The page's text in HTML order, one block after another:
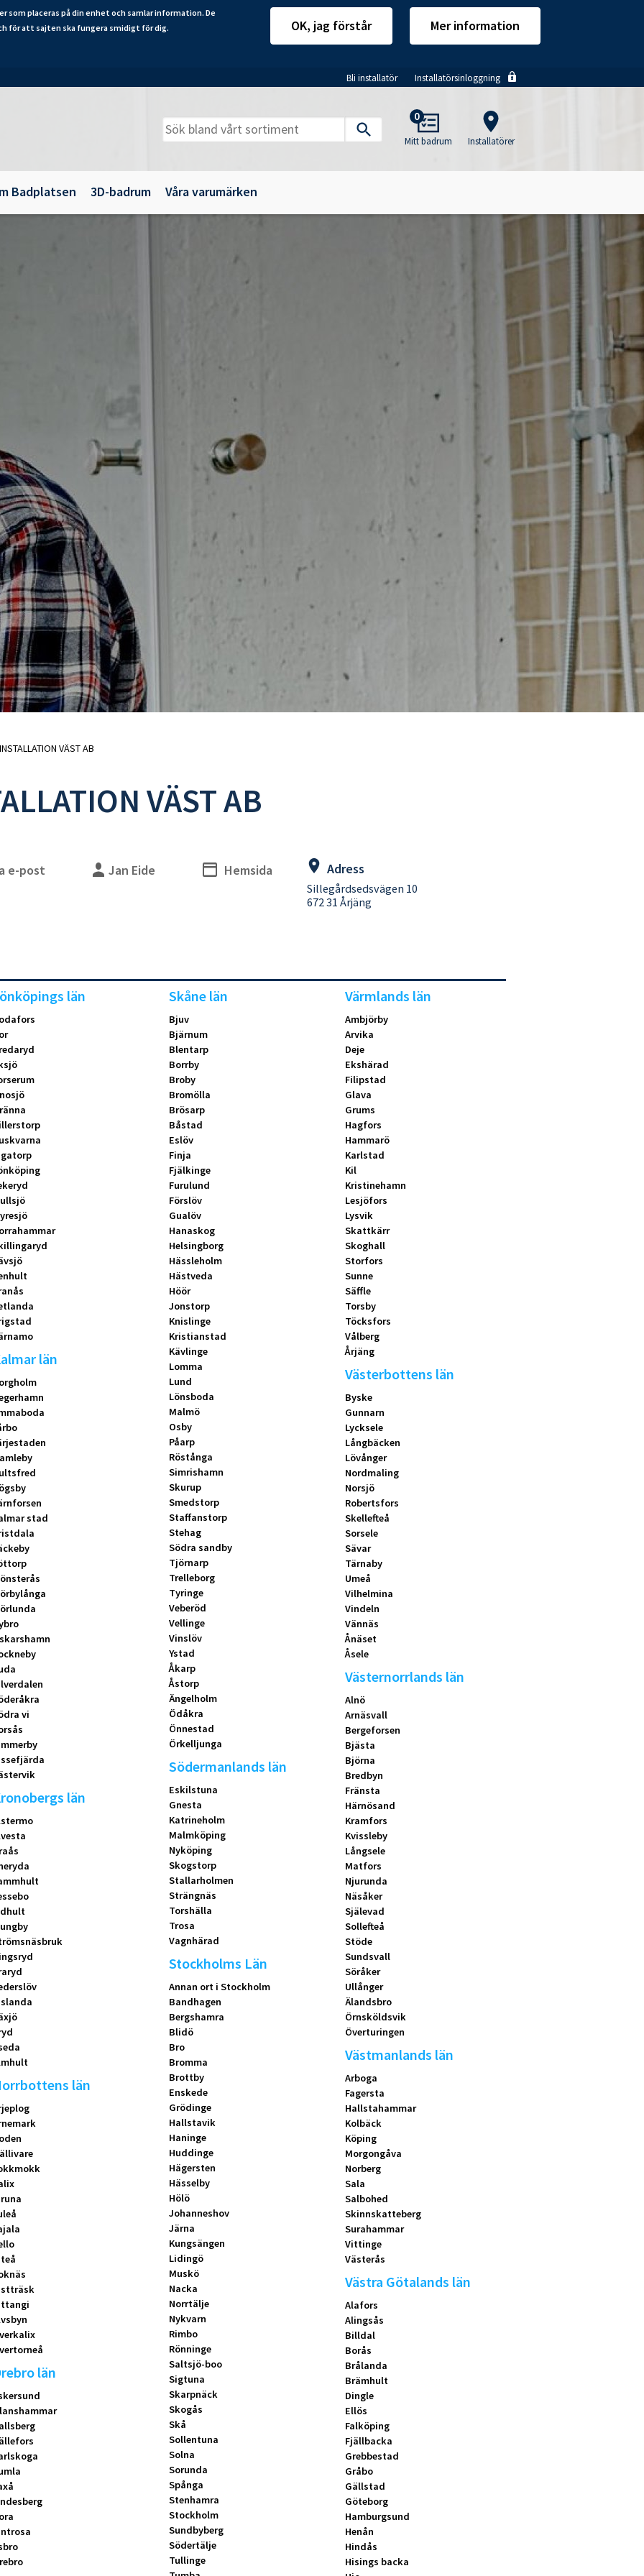
som placeras på din enhet och samlar information. De
för att sajten ska fungera smidigt för dig.
OK, jag förstår Mer information
Bli installatör Installatörsinloggning
0
Mitt badrum
navigation
Installatörer
Tillbehör till badrumsmöbler
för
Avloppsarmatur och tillbehör
Takduschar
WC-vägghängda
Handfat paket
Bottenventiler
Badplatsen 3D-badrum Våra varumärken
VÄST AB
VÄST AB
e-post Jan Eide Hemsida Adress
Sillegårdsedsvägen 10
672 31 Årjäng
län
län
stad
vi
län
län
län
Skåne län
Bjuv
Bjärnum
Blentarp
Borrby
Broby
Bromölla
Brösarp
Båstad
Eslöv
Finja
Fjälkinge
Furulund
Förslöv
Gualöv
Hanaskog
Helsingborg
Hässleholm
Hästveda
Höör
Jonstorp
Knislinge
Kristianstad
Kävlinge
Lomma
Lund
Lönsboda
Malmö
Osby
Påarp
Röstånga
Simrishamn
Skurup
Smedstorp
Staffanstorp
Stehag
Södra sandby
Tjörnarp
Trelleborg
Tyringe
Veberöd
Vellinge
Vinslöv
Ystad
Åkarp
Åstorp
Ängelholm
Ödåkra
Önnestad
Örkelljunga
Södermanlands län
Eskilstuna
Gnesta
Katrineholm
Malmköping
Nyköping
Skogstorp
Stallarholmen
Strängnäs
Torshälla
Trosa
Vagnhärad
Stockholms Län
Annan ort i Stockholm
Bandhagen
Bergshamra
Blidö
Bro
Bromma
Brottby
Enskede
Grödinge
Hallstavik
Haninge
Huddinge
Hägersten
Hässelby
Hölö
Johanneshov
Järna
Kungsängen
Lidingö
Muskö
Nacka
Norrtälje
Nykvarn
Rimbo
Rönninge
Saltsjö-boo
Sigtuna
Skarpnäck
Skogås
Skå
Sollentuna
Solna
Sorunda
Spånga
Stenhamra
Stockholm
Sundbyberg
Södertälje
Tullinge
Värmlands län
Ambjörby
Arvika
Deje
Ekshärad
Filipstad
Glava
Grums
Hagfors
Hammarö
Karlstad
Kil
Kristinehamn
Lesjöfors
Lysvik
Skattkärr
Skoghall
Storfors
Sunne
Säffle
Torsby
Töcksfors
Vålberg
Årjäng
Västerbottens län
Byske
Gunnarn
Lycksele
Långbäcken
Lövånger
Nordmaling
Norsjö
Robertsfors
Skellefteå
Sorsele
Sävar
Tärnaby
Umeå
Vilhelmina
Vindeln
Vännäs
Ånäset
Åsele
Västernorrlands län
Alnö
Arnäsvall
Bergeforsen
Bjästa
Björna
Bredbyn
Fränsta
Härnösand
Kramfors
Kvissleby
Långsele
Matfors
Njurunda
Näsåker
Själevad
Sollefteå
Stöde
Sundsvall
Söråker
Ullånger
Älandsbro
Örnsköldsvik
Överturingen
Västmanlands län
Arboga
Fagersta
Hallstahammar
Kolbäck
Köping
Morgongåva
Norberg
Sala
Salbohed
Skinnskatteberg
Surahammar
Vittinge
Västerås
Västra Götalands län
Alafors
Alingsås
Billdal
Borås
Brålanda
Brämhult
Dingle
Ellös
Falköping
Fjällbacka
Grebbestad
Gråbo
Gällstad
Göteborg
Hamburgsund
Henån
Hindås
Hisings backa